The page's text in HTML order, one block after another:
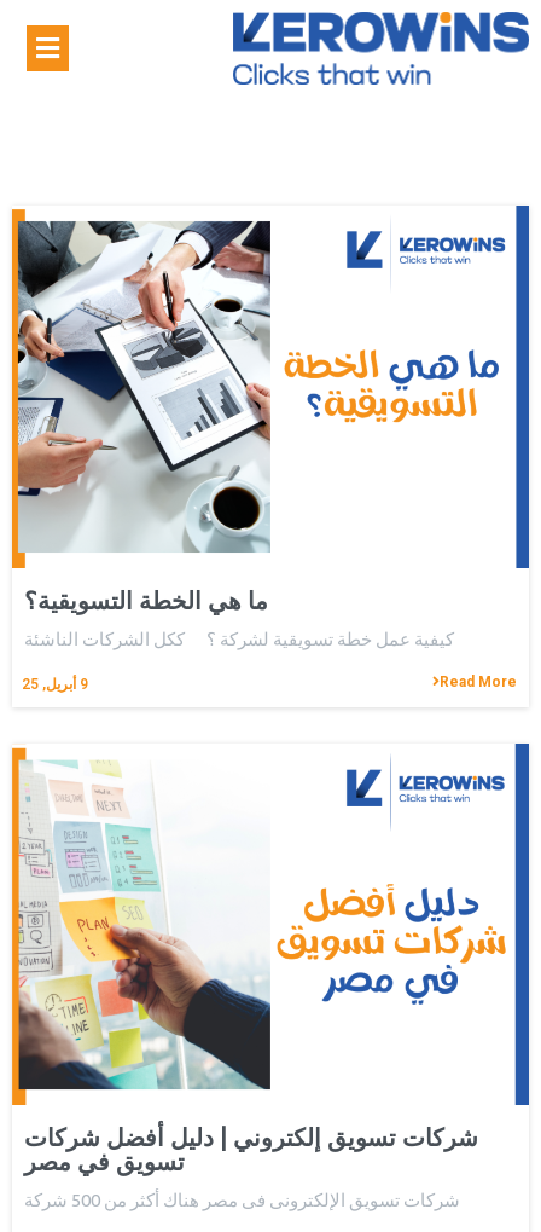
ما هي الخطة التسويقية؟
9 أبريل, 25
كيفية عمل خطة تسويقية لشركة ؟ ككل الشركات الناشئة
Read More
شركات تسويق إلكتروني | دليل أفضل شركات
تسويق في مصر
شركات تسويق الإلكترونى فى مصر هناك أكثر من 500 شركة